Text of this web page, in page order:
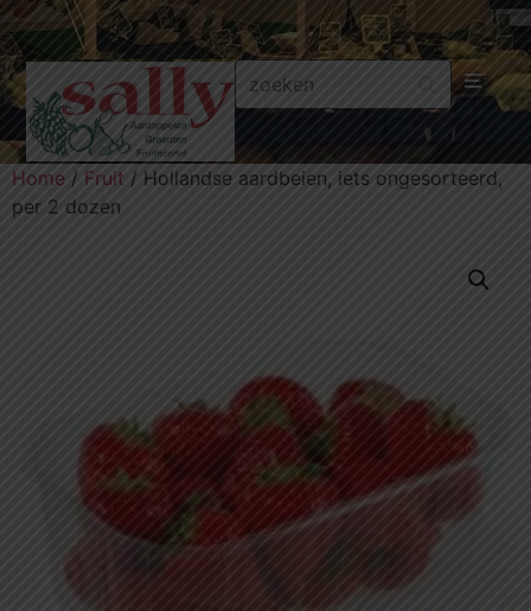
Home / Fruit / Hollandse aardbeien, iets ongesorteerd,
per 2 dozen